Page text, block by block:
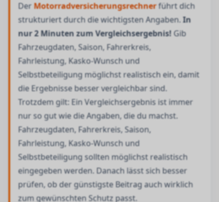
DerMotorradversicherungsrechnerführt dich
strukturiert durch die wichtigsten Angaben.In
nur 2 Minuten zum Vergleichsergebnis!Gib
Fahrzeugdaten, Saison, Fahrerkreis,
Fahrleistung, Kasko-Wunsch und
Selbstbeteiligung möglichst realistisch ein, damit
die Ergebnisse besser vergleichbar sind.
Trotzdem gilt: Ein Vergleichsergebnis ist immer
nur so gut wie die Angaben, die du machst.
Fahrzeugdaten, Fahrerkreis, Saison,
Fahrleistung, Kasko-Wunsch und
Selbstbeteiligung sollten möglichst realistisch
eingegeben werden. Danach lässt sich besser
prüfen, ob der günstigste Beitrag auch wirklich
zum gewünschten Schutz passt.